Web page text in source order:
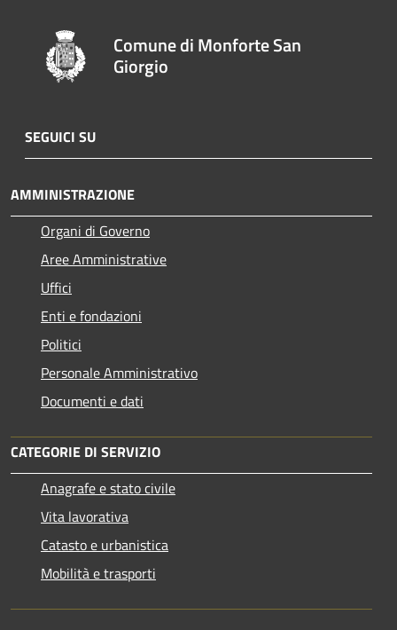
Comune di Monforte San
Giorgio
SEGUICI SU
AMMINISTRAZIONE
Organi di Governo
Aree Amministrative
Uffici
Enti e fondazioni
Politici
Personale Amministrativo
Documenti e dati
CATEGORIE DI SERVIZIO
Anagrafe e stato civile
Vita lavorativa
Catasto e urbanistica
Mobilità e trasporti